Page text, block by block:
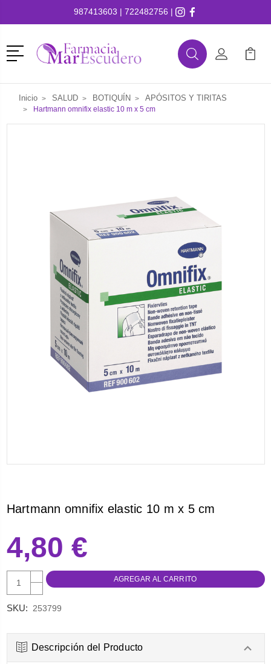
987413603 | 722482756 |
Menú
BuscarMi Cuenta
Mi
Inicio SALUD BOTIQUÍN APÓSITOS Y TIRITAS
Hartmann omnifix elastic 10 m x 5 cm
Hartmann omnifix elastic 10 m x 5 cm
4,80 €
AUMENTAR
CANTIDAD:
DISMINUIR
SKU: 253799
Descripción del Producto